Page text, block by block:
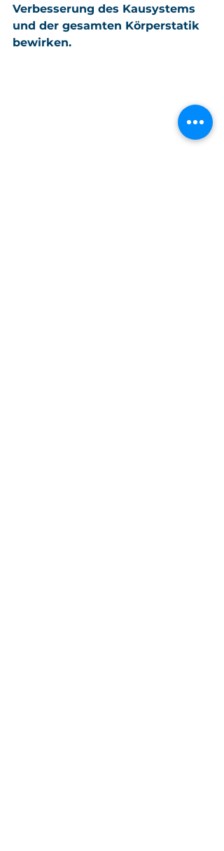
Verbesserung des Kausystems
und der gesamten Körperstatik
bewirken.